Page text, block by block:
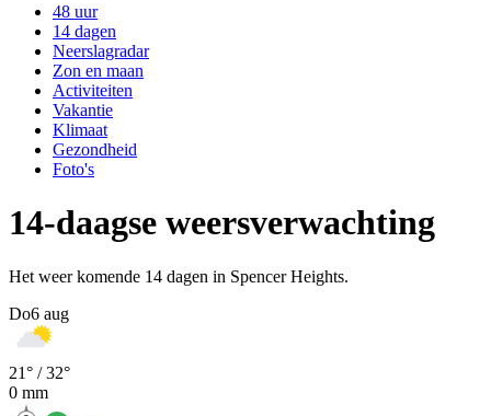
48 uur
14 dagen
Neerslagradar
Zon en maan
Activiteiten
Vakantie
Klimaat
Gezondheid
Foto's
14-daagse weersverwachting
Het weer komende 14 dagen in Spencer Heights.
Do6 aug
21° /32°
0 mm